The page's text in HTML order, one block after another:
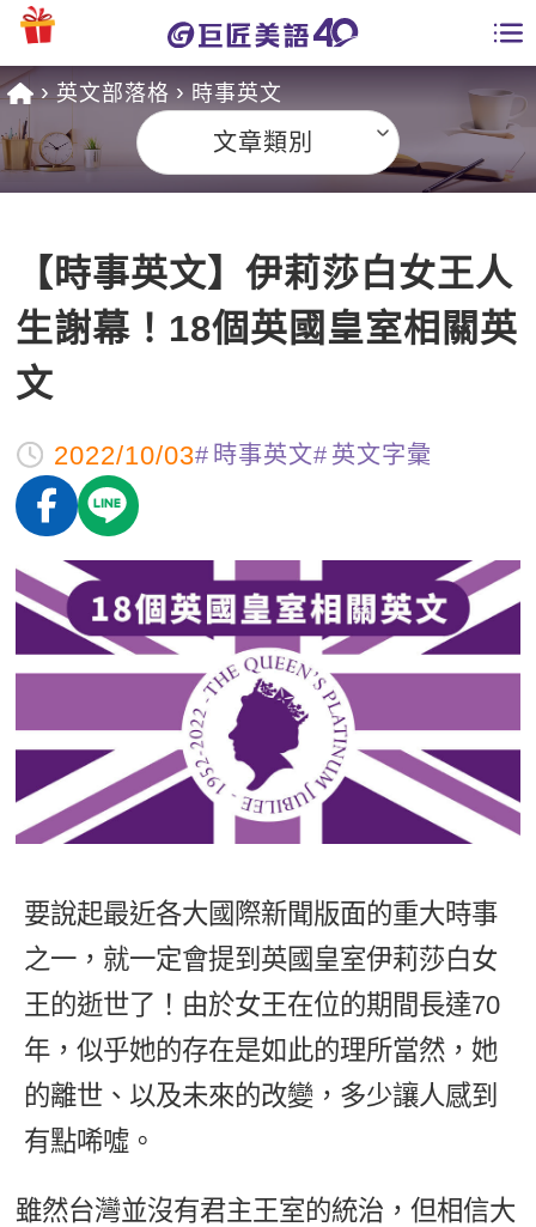
課程總覽
英文課程總表
英文會話
商用英文
英文檢定
TOEIC 多益課程
IELTS 雅思課程
GEPT 全民英檢課程
TOEFL 托福課程
能力養成
自然發音
英文聽力養成
旅遊英文
基礎字彙
情境閱讀
英文寫作
Cengage TED Talks
CNN聽力強化
新聞英文
特色課程
主題課程
Let's Talk
線上真人
韓語
西班牙語
兒童美語
一對一家教
企業訓練
數位學習教材
全國分校
免費資源
多益秒學堂
英文能力測驗
師資團隊
學習分享
學員故事
學員讚出來
校園贊助
企業服務
學員專區
英文部落格 時事英文
文章類別
【時事英文】伊莉莎白女王人
生謝幕！18個英國皇室相關英
文
2022/10/03 時事英文 英文字彙
要說起最近各大國際新聞版面的重大時事
之一，就一定會提到英國皇室伊莉莎白女
王的逝世了！由於女王在位的期間長達70
年，似乎她的存在是如此的理所當然，她
的離世、以及未來的改變，多少讓人感到
有點唏噓。
雖然台灣並沒有君主王室的統治，但相信大